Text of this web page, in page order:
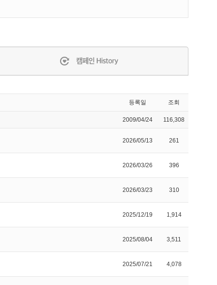
등록일 조회
2009/04/24 116,308
2026/05/13 261
2026/03/26 396
2026/03/23 310
2025/12/19 1,914
2025/08/04 3,511
2025/07/21 4,078